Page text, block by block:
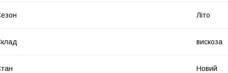
Літо
вискоза
Новий